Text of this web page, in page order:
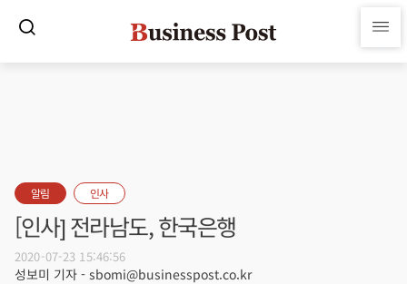
알림 인사
[인사] 전라남도, 한국은행
2020-07-23 15:46:56
성보미 기자 - sbomi@businesspost.co.kr